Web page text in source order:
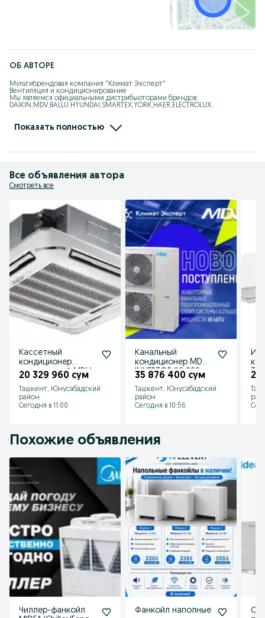
ОБ АВТОРЕ
Мультибрендовая компания "Климат Эксперт"
Вентиляция и кондиционирование
Мы являемся официальными дистрибьюторами брендов:
DAIKIN,MDV,BALLU,HYUNDAI,SMARTEX,YORK,HAER,ELECTROLUX.
Тепловые завесы, Калориферы, Тепловентиялторы, Тепловые пушки,
Показать полностью
Все объявления автора
Смотреть все
Кассетный
кондиционер
инверторный MDV
36HRDN1/MDOU-
36HDN1
20 329 960 сум
Ташкент, Юнусабадский
район
Сегодня в 11:00
Канальный
кондиционер MDV
INVERTOR 96 000
35 876 400 сум
Ташкент, Юнусабадский
район
Сегодня в 10:56
20
Похожие объявления
Чиллер-фанкойл
Фанкойл наполные